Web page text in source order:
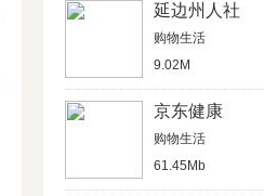
延边州人社
购物生活
9.02M
京东健康
购物生活
61.45Mb